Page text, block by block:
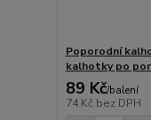
Poporodní
kalhotky po
89 Kč/balení
74 Kč bez DPH